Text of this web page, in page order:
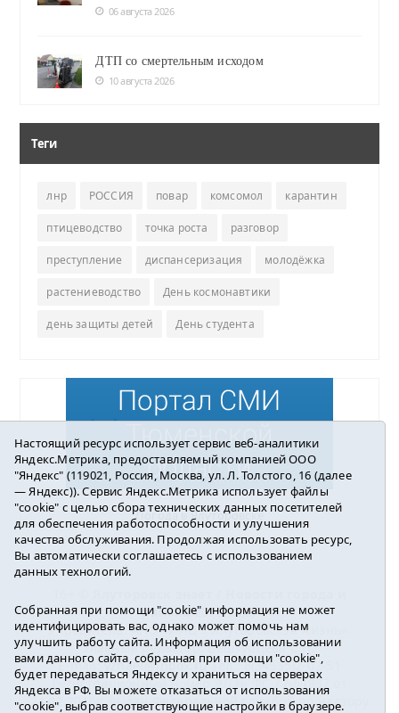
06 августа 2026
ДТП со смертельным исходом
10 августа 2026
Теги
лнр РОССИЯ повар комсомол карантин
птицеводство точка роста разговор
преступление диспансеризация молодёжка
растениеводство День космонавтики
день защиты детей День студента
Погода в Ялуторовске
района2016-2023
Учредитель: АНО «ИИЦ « Ялуторовская жизнь».
Главный редактор: Вешкурцева С.П.
E-mail:yznaet@inbox.ruТел.: 8(34535)2-02-51
Регистрационный номер ЭЛ № ФС 77-64937 от
24.02.2016г. выдан Федеральной службой по надзору
Настоящий ресурс использует сервис веб-аналитики
Яндекс.Метрика, предоставляемый компанией ООО
"Яндекс" (119021, Россия, Москва, ул. Л. Толстого, 16 (далее
— Яндекс)). Сервис Яндекс.Метрика использует файлы
"cookie" с целью сбора технических данных посетителей
для обеспечения работоспособности и улучшения
качества обслуживания. Продолжая использовать ресурс,
Вы автоматически соглашаетесь с использованием
данных технологий.
Собранная при помощи "cookie" информация не может
идентифицировать вас, однако может помочь нам
улучшить работу сайта. Информация об использовании
вами данного сайта, собранная при помощи "cookie",
будет передаваться Яндексу и храниться на серверах
Яндекса в РФ. Вы можете отказаться от использования
"cookie", выбрав соответствующие настройки в браузере.